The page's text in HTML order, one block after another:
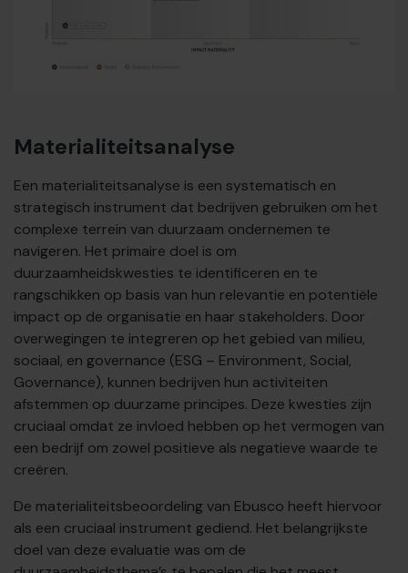
Materialiteitsanalyse
Een materialiteitsanalyse is een systematisch en
strategisch instrument dat bedrijven gebruiken om het
complexe terrein van duurzaam ondernemen te
navigeren. Het primaire doel is om
duurzaamheidskwesties te identificeren en te
rangschikken op basis van hun relevantie en potentiële
impact op de organisatie en haar stakeholders. Door
overwegingen te integreren op het gebied van milieu,
sociaal, en governance (ESG – Environment, Social,
Governance), kunnen bedrijven hun activiteiten
afstemmen op duurzame principes. Deze kwesties zijn
cruciaal omdat ze invloed hebben op het vermogen van
een bedrijf om zowel positieve als negatieve waarde te
creëren.
De materialiteitsbeoordeling van Ebusco heeft hiervoor
als een cruciaal instrument gediend. Het belangrijkste
doel van deze evaluatie was om de